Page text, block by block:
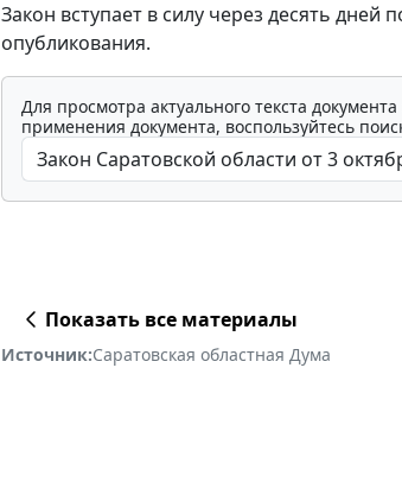
Закон вступает в силу через десять дней
опубликования.
Для просмотра актуального текста
применения документа, воспользуйтесь
Показать все материалы
Источник:Саратовская областная Дума